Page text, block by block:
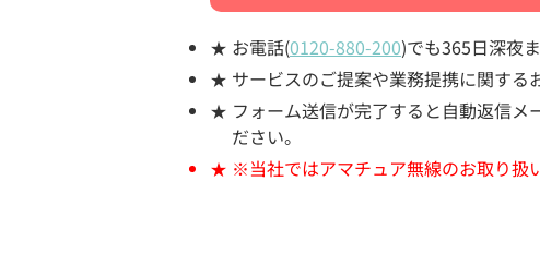
お電話(0120-880-200)でも365日深夜
サービスのご提案や業務提携に関する
フォーム送信が完了すると自動返信
ださい。
※当社ではアマチュア無線のお取り扱